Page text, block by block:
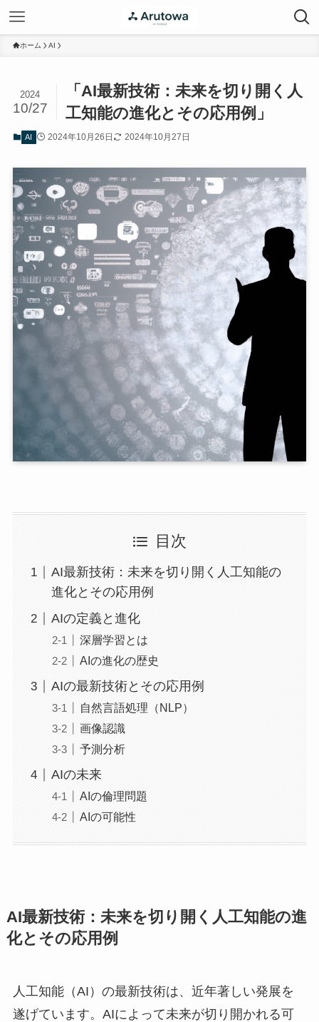
ホーム AI
「AI最新技術：未来を切り開く人
工知能の進化とその応用例」
2024
10/27
AI 2024年10月26日 2024年10月27日
目次
AI最新技術：未来を切り開く人工知能の
進化とその応用例
AIの定義と進化
深層学習とは
AIの進化の歴史
AIの最新技術とその応用例
自然言語処理（NLP）
画像認識
予測分析
AIの未来
AIの倫理問題
AIの可能性
AI最新技術：未来を切り開く人工知能の進
化とその応用例
人工知能（AI）の最新技術は、近年著しい発展を
遂げています。AIによって未来が切り開かれる可